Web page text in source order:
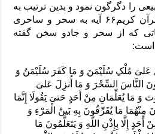
را دگرگون نمود و بدین ترتیب به
اهدافی دست یافت. در قرآن کریم۶۶ آیه به سحر و ساحری
که از سحر و جادو سخن گفته
عَلیَ‏ مُلْکِ سُلَیْمَنَ وَ مَا کَفَرَ سُلَیْمَنُ وَ
النَّاسَ السِّحْرَ وَ مَا أُنزِلَ عَلیَ
وَ مَا یُعَلِّمَانِ مِنْ أَحَدٍ حَتیَ‏ یَقُولَا إِنَّمَا
مِنْهُمَا مَا یُفَرِّقُونَ بِهِ بَینْ‏َ الْمَرْءِ وَ
إِلَّا بِإِذْنِ اللَّهِ وَ یَتَعَلَّمُونَ مَا